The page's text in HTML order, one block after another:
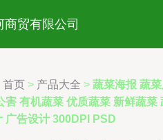
贸有限公司
首页 > 产品大全 > 蔬菜海报 蔬
害 有机蔬菜 优质蔬菜 新鲜蔬
广告设计 300DPI PSD